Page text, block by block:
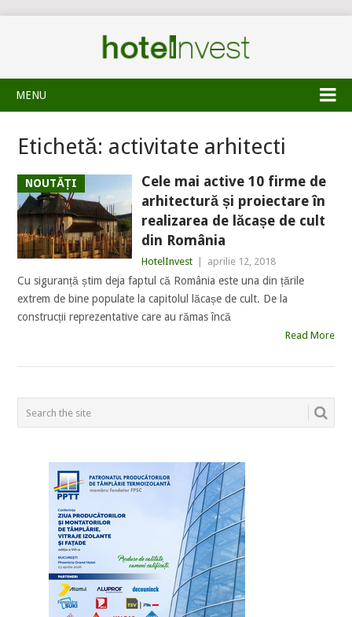
MENU
Etichetă: activitate arhitecti
NOUTĂȚI
Cele mai active 10 firme de
arhitectură și proiectare în
realizarea de lăcașe de cult
din România
HotelInvest aprilie 12, 2018
Cu siguranță știm deja faptul că România este una din țările
extrem de bine populate la capitolul lăcașe de cult. De la
construcții reprezentative care au rămas încă
Read More
POSTS
NAVIGATION